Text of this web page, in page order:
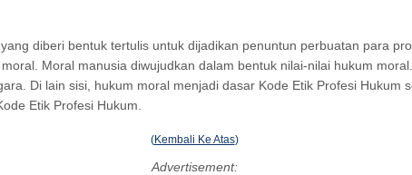
diberi bentuk tertulis untuk dijadikan penuntun perbuatan para
Moral manusia diwujudkan dalam bentuk nilai-nilai hukum
Di lain sisi, hukum moral menjadi dasar Kode Etik Profesi
Etik Profesi Hukum.
(Kembali Ke Atas)
Advertisement: